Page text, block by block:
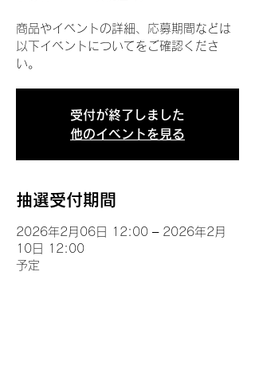
商品やイベントの詳細、応募期間などは
以下イベントについてをご確認くださ
い。
受付が終了しました
他のイベントを見る
抽選受付期間
2026年2月06日 12:00 – 2026年2月
10日 12:00
予定